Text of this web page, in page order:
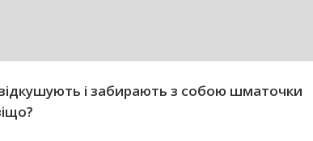
і забирають з собою шматочки